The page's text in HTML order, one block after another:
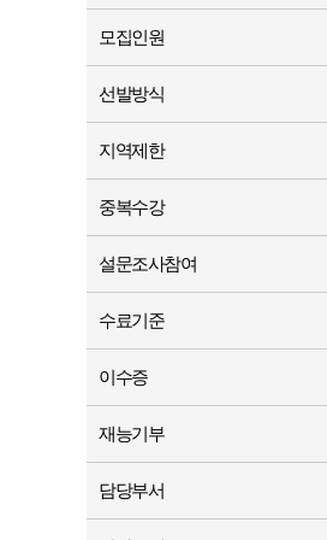
모집인원
선발방식
지역제한
중복수강
설문조사참여
수료기준
이수증
재능기부
담당부서